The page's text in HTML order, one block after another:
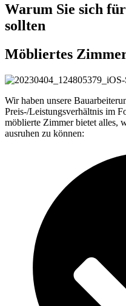
Warum Sie sich
sollten
Möbliertes
Wir haben unsere
Preis-/Leistungsverhältnis im
möblierte Zimmer bietet alles,
ausruhen zu können: